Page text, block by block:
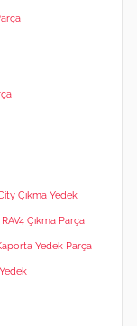
Çıkma Yedek
Çıkma Parça
Yedek Parça